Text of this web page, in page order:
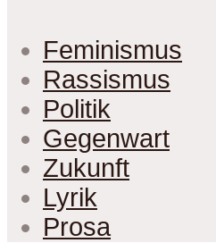
Feminismus
Rassismus
Politik
Gegenwart
Zukunft
Lyrik
Prosa